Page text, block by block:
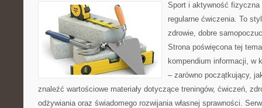
Sport i aktywność
regularne ćwiczenia. To
zdrowie, dobre
Strona poświęcona tej
kompendium informacji, w
– zarówno początkujący,
znaleźć wartościowe materiały dotyczące treningów, ćwiczeń,
odżywiania oraz świadomego rozwijania własnej sprawności.